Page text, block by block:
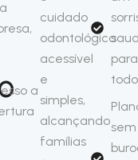
a
cuidado
odontológico
acessível
e
simples,
alcançando
famílias
para
sem